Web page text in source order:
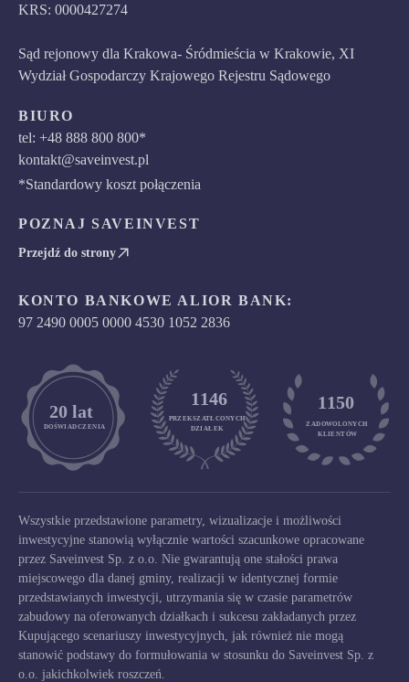
KRS: 0000427274
Sąd rejonowy dla Krakowa- Śródmieścia w Krakowie, XI
Wydział Gospodarczy Krajowego Rejestru Sądowego
BIURO
tel: +48 888 800 800*
kontakt@saveinvest.pl
*Standardowy koszt połączenia
POZNAJ SAVEINVEST
Przejdź do strony
KONTO BANKOWE ALIOR BANK:
97 2490 0005 0000 4530 1052 2836
DOŚWIADCZENIA
	20 lat
1146
PRZEKSZATŁCONYCH
DZIAŁEK
1150
ZADOWOLONYCH
KLIENTÓW
Wszystkie przedstawione parametry, wizualizacje i możliwości
inwestycyjne stanowią wyłącznie wartości szacunkowe opracowane
przez Saveinvest Sp. z o.o. Nie gwarantują one stałości prawa
miejscowego dla danej gminy, realizacji w identycznej formie
przedstawianych inwestycji, utrzymania się w czasie parametrów
zabudowy na oferowanych działkach i sukcesu zakładanych przez
Kupującego scenariuszy inwestycyjnych, jak również nie mogą
stanowić podstawy do formułowania w stosunku do Saveinvest Sp. z
o.o. jakichkolwiek roszczeń.